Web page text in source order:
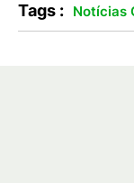
Tags : Notícias